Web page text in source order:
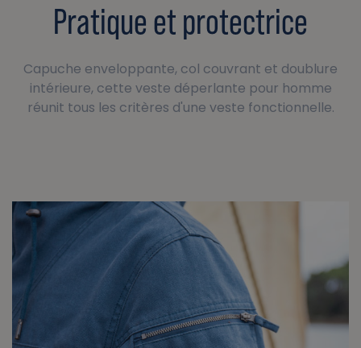
Pratique et protectrice
Capuche enveloppante, col couvrant et doublure
intérieure, cette veste déperlante pour homme
réunit tous les critères d'une veste fonctionnelle.